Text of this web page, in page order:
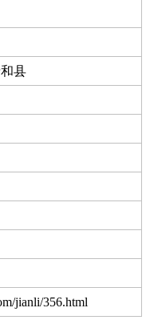
县
jianli/356.html